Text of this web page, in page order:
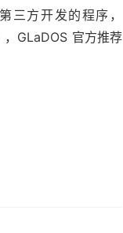
三方开发的程序，
GLaDOS 官方推荐